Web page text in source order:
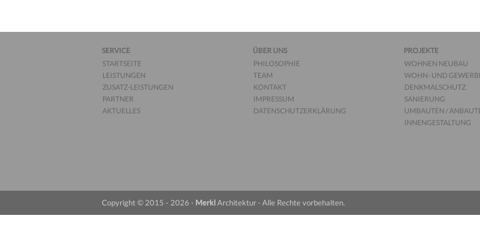
SERVICE
STARTSEITE
LEISTUNGEN
ZUSATZ-LEISTUNGEN
PARTNER
AKTUELLES
ÜBER UNS
PHILOSOPHIE
TEAM
KONTAKT
IMPRESSUM
DATENSCHUTZERKLÄRUNG
PROJEKTE
WOHNEN NEUBAU
WOHN- UND
DENKMALSCHUTZ
SANIERUNG
UMBAUTEN /
INNENGESTALTUNG
Copyright © 2015 - 2026 · MerklArchitektur · Alle Rechte vorbehalten.